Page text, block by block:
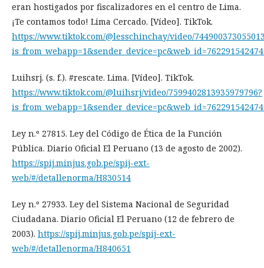
eran hostigados por fiscalizadores en el centro de Lima.
¡Te contamos todo! Lima Cercado. [Vídeo]. TikTok.
https://www.tiktok.com/@lesschinchay/video/
Luihsrj. (s. f.). #rescate. Lima. [Vídeo]. TikTok.
https://www.tiktok.com/@luihsrj/video/7599402813935979796?
Ley n.º 27815. Ley del Código de Ética de la Función
Pública. Diario Oficial El Peruano (13 de agosto de 2002).
https://spij.minjus.gob.pe/spij-ext-
web/#/detallenorma/H830514
Ley n.º 27933. Ley del Sistema Nacional de Seguridad
Ciudadana. Diario Oficial El Peruano (12 de febrero de
2003). https://spij.minjus.gob.pe/spij-ext-
web/#/detallenorma/H840651